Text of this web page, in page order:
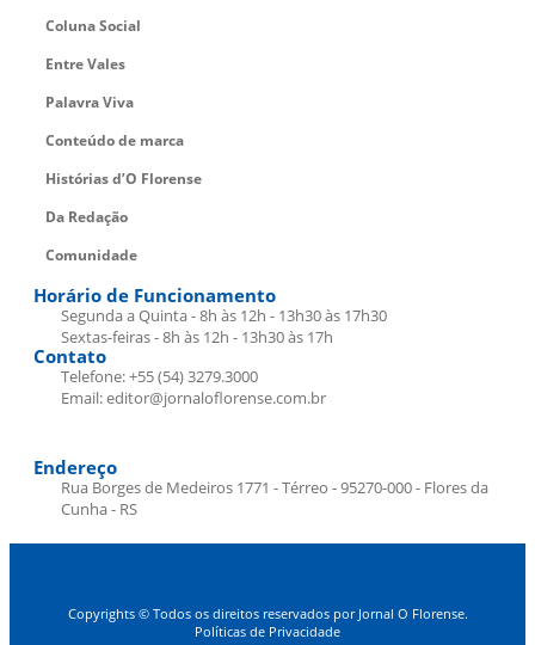
Coluna Social
Entre Vales
Palavra Viva
Conteúdo de marca
Histórias d’O Florense
Da Redação
Comunidade
Horário de Funcionamento
Segunda a Quinta - 8h às 12h - 13h30 às 17h30
Sextas-feiras - 8h às 12h - 13h30 às 17h
Contato
Telefone: +55 (54) 3279.3000
Email: editor@jornaloflorense.com.br
Endereço
Rua Borges de Medeiros 1771 - Térreo - 95270-000 - Flores da
Cunha - RS
Copyrights © Todos os direitos reservados por Jornal O Florense.
Políticas de Privacidade